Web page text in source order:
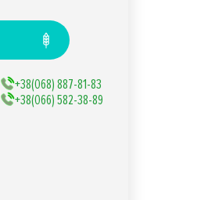
+38(068) 887-81-83
+38(066) 582-38-89